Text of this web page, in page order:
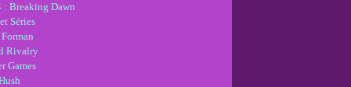
: Breaking Dawn
Séries
Rivalry
Games